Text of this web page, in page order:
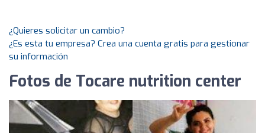
¿Quieres solicitar un cambio?
¿Es esta tu empresa? Crea una cuenta gratis para gestionar
su información
Fotos de Tocare nutrition center